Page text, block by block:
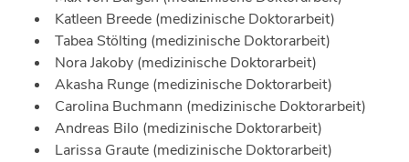
Katleen Breede (medizinische Doktorarbeit)
Tabea Stölting (medizinische Doktorarbeit)
Nora Jakoby (medizinische Doktorarbeit)
Akasha Runge (medizinische Doktorarbeit)
Carolina Buchmann (medizinische Doktorarbeit)
Andreas Bilo (medizinische Doktorarbeit)
Larissa Graute (medizinische Doktorarbeit)